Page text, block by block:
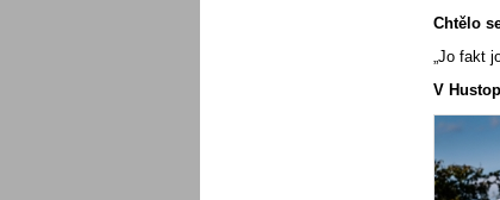
Chtělo
„Jo fakt
V